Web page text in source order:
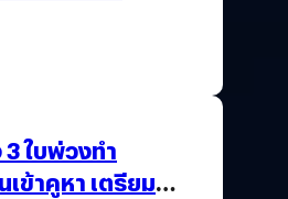
ใบพ่วงทำ
ข้าคูหา เตรียม